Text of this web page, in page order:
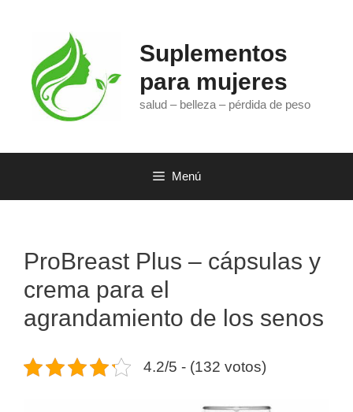
Suplementos
para mujeres
salud – belleza – pérdida de peso
Menú
ProBreast Plus – cápsulas y
crema para el
agrandamiento de los senos
4.2/5 - (132 votos)